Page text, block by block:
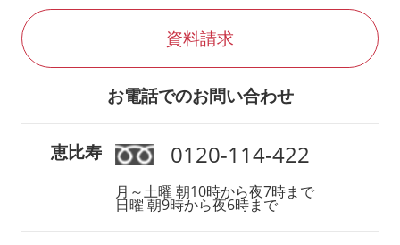
資料請求
お電話でのお問い合わせ
恵比寿 0120-114-422
月～土曜 朝10時から夜7時まで
日曜 朝9時から夜6時まで